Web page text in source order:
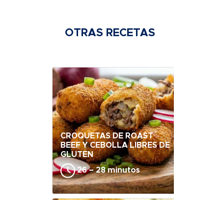
OTRAS RECETAS
CROQUETAS DE ROAST
BEEF Y CEBOLLA LIBRES DE
GLUTEN
26 – 28 minutos